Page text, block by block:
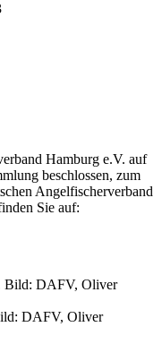
Hamburg e.V. auf
beschlossen, zum
Angelfischerverband
Sie auf:
DAFV, Oliver